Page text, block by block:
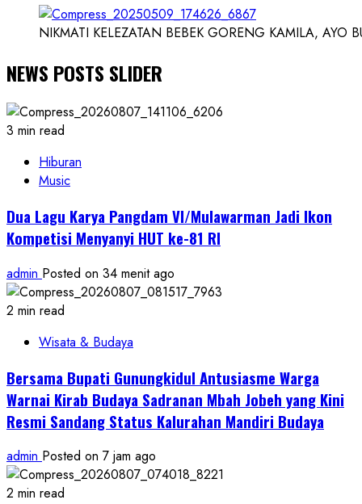
NIKMATI KELEZATAN BEBEK GORENG KAMILA, AYO
NEWS POSTS SLIDER
3 min read
Hiburan
Music
Dua Lagu Karya Pangdam VI/Mulawarman Jadi Ikon
Kompetisi Menyanyi HUT ke-81 RI
admin Posted on 34 menit ago
2 min read
Wisata & Budaya
Bersama Bupati Gunungkidul Antusiasme Warga
Warnai Kirab Budaya Sadranan Mbah Jobeh yang Kini
Resmi Sandang Status Kalurahan Mandiri Budaya
admin Posted on 7 jam ago
2 min read